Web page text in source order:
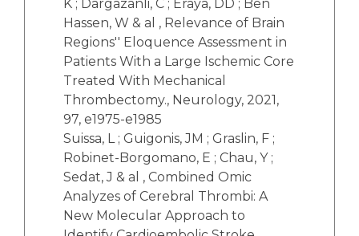
K ; Dargazanli, C ; Eraya, DD ; Ben
Hassen, W & al , Relevance of Brain
Regions'' Eloquence Assessment in
Patients With a Large Ischemic Core
Treated With Mechanical
Thrombectomy., Neurology, 2021,
97, e1975-e1985
Suissa, L ; Guigonis, JM ; Graslin, F ;
Robinet-Borgomano, E ; Chau, Y ;
Sedat, J & al , Combined Omic
Analyzes of Cerebral Thrombi: A
New Molecular Approach to